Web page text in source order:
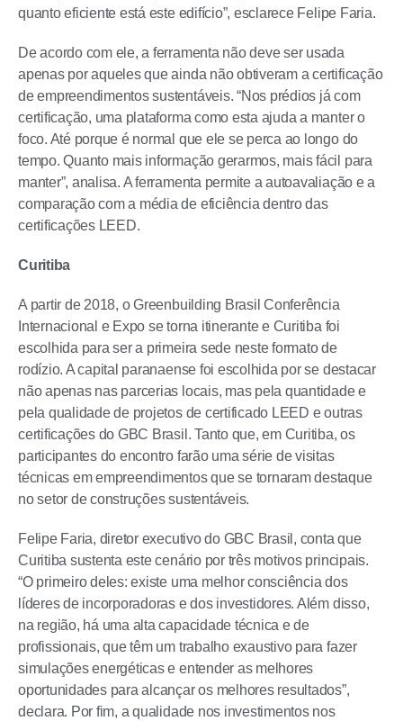
quanto eficiente está este edifício”, esclarece Felipe Faria.
De acordo com ele, a ferramenta não deve ser usada
apenas por aqueles que ainda não obtiveram a certificação
de empreendimentos sustentáveis. “Nos prédios já com
certificação, uma plataforma como esta ajuda a manter o
foco. Até porque é normal que ele se perca ao longo do
tempo. Quanto mais informação gerarmos, mais fácil para
manter”, analisa. A ferramenta permite a autoavaliação e a
comparação com a média de eficiência dentro das
certificações LEED.
Curitiba
A partir de 2018, o Greenbuilding Brasil Conferência
Internacional e Expo se torna itinerante e Curitiba foi
escolhida para ser a primeira sede neste formato de
rodízio. A capital paranaense foi escolhida por se destacar
não apenas nas parcerias locais, mas pela quantidade e
pela qualidade de projetos de certificado LEED e outras
certificações do GBC Brasil. Tanto que, em Curitiba, os
participantes do encontro farão uma série de visitas
técnicas em empreendimentos que se tornaram destaque
no setor de construções sustentáveis.
Felipe Faria, diretor executivo do GBC Brasil, conta que
Curitiba sustenta este cenário por três motivos principais.
“O primeiro deles: existe uma melhor consciência dos
líderes de incorporadoras e dos investidores. Além disso,
na região, há uma alta capacidade técnica e de
profissionais, que têm um trabalho exaustivo para fazer
simulações energéticas e entender as melhores
oportunidades para alcançar os melhores resultados”,
declara. Por fim, a qualidade nos investimentos nos